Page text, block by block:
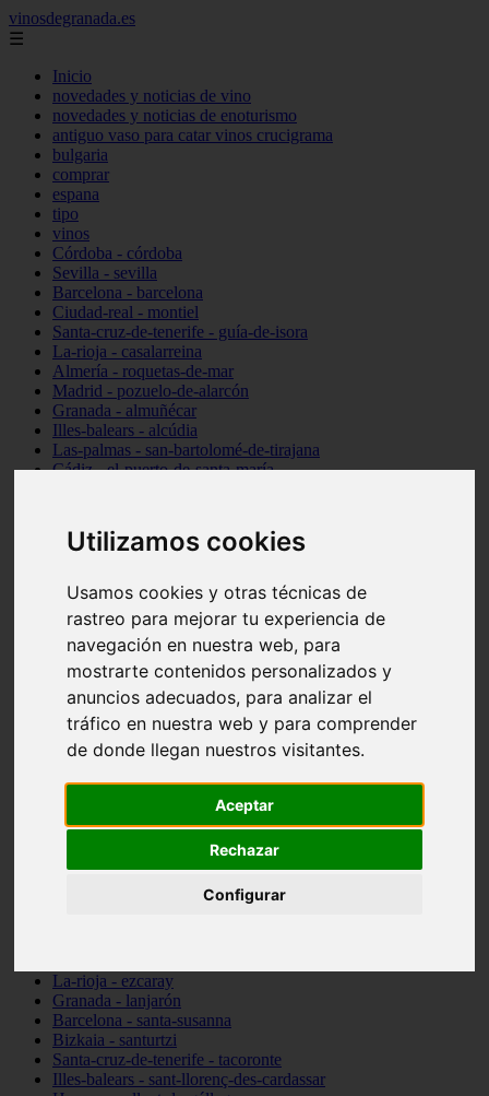
Utilizamos cookies
Usamos cookies y otras técnicas de
rastreo para mejorar tu experiencia de
navegación en nuestra web, para
mostrarte contenidos personalizados y
anuncios adecuados, para analizar el
tráfico en nuestra web y para comprender
de donde llegan nuestros visitantes.
Aceptar
Rechazar
Configurar
vinosdegranada.es
☰
Inicio
novedades y noticias de vino
novedades y noticias de enoturismo
antiguo vaso para catar vinos crucigrama
bulgaria
comprar
espana
tipo
vinos
Córdoba - córdoba
Sevilla - sevilla
Barcelona - barcelona
Ciudad-real - montiel
Santa-cruz-de-tenerife - guía-de-isora
La-rioja - casalarreina
Almería - roquetas-de-mar
Madrid - pozuelo-de-alarcón
Granada - almuñécar
Illes-balears - alcúdia
Las-palmas - san-bartolomé-de-tirajana
Cádiz - el-puerto-de-santa-maría
Santa-cruz-de-tenerife - los-llanos-de-aridane
Cantabria - suances
Granada - monachil
Huesca - isábena
Huesca - alquézar
Huesca - castejón-de-sos
Sevilla - marinaleda
Córdoba - almedinilla
Navarra - zangoza
Cantabria - arenas-de-iguña
Barcelona - la-pobla-de-lillet
Las-palmas - yaiza
Valladolid - fuensaldaña
La-rioja - ezcaray
Granada - lanjarón
Barcelona - santa-susanna
Bizkaia - santurtzi
Santa-cruz-de-tenerife - tacoronte
Illes-balears - sant-llorenç-des-cardassar